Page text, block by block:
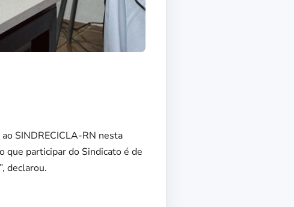
SINDRECICLA-RN nesta
que participar do Sindicato é de
declarou.